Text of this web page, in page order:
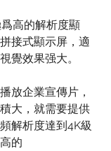
高的解析度顯
接式顯示屏，適
覺效果强大。
放企業宣傳片，
大，就需要提供
解析度達到4K級
的